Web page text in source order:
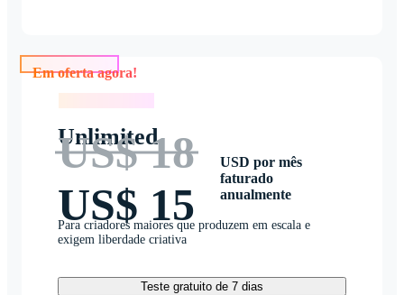
Unlimited
US$ 18
US$ 15
USD por mês
faturado
anualmente
Para criadores maiores que produzem em escala e
exigem liberdade criativa
Teste gratuito de 7 dias